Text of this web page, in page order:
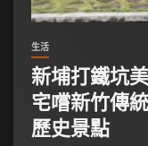
生活
新埔打鐵坑
宅嚐新竹傳
歷史景點